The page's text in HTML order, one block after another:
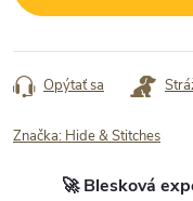
Opýtať sa
Značka: Hide & Stitches
🚀 Blesková